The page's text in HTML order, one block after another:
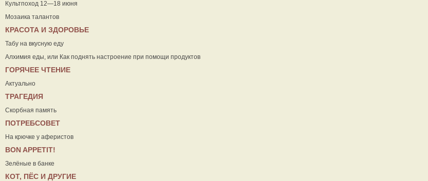
Культпоход 12—18 июня
Мозаика талантов
КРАСОТА И ЗДОРОВЬЕ
Табу на вкусную еду
Алхимия еды, или Как поднять настроение при помощи продуктов
ГОРЯЧЕЕ ЧТЕНИЕ
Актуально
ТРАГЕДИЯ
Скорбная память
ПОТРЕБСОВЕТ
На крючке у аферистов
ВON APPETIT!
Зелёные в банке
КОТ, ПЁС И ДРУГИЕ